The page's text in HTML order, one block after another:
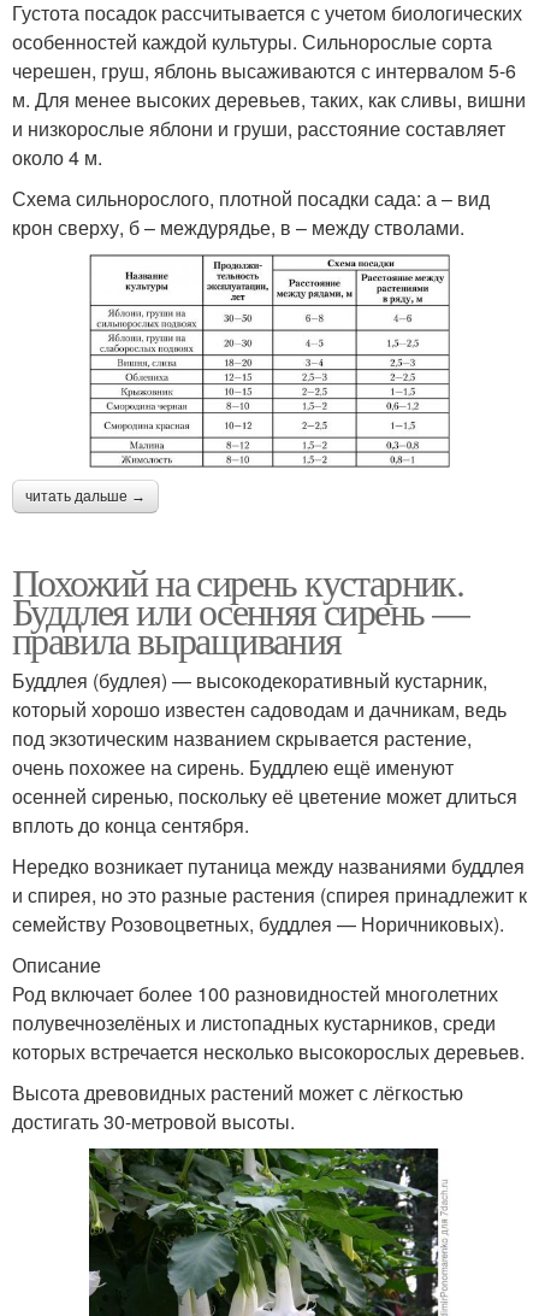
Густота посадок рассчитывается с учетом биологических
особенностей каждой культуры. Сильнорослые сорта
черешен, груш, яблонь высаживаются с интервалом 5-6
м. Для менее высоких деревьев, таких, как сливы, вишни
и низкорослые яблони и груши, расстояние составляет
около 4 м.
Схема сильнорослого, плотной посадки сада: а – вид
крон сверху, б – междурядье, в – между стволами.
читать дальше →
Похожий на сирень кустарник.
Буддлея или осенняя сирень —
правила выращивания
Буддлея (будлея) — высокодекоративный кустарник,
который хорошо известен садоводам и дачникам, ведь
под экзотическим названием скрывается растение,
очень похожее на сирень. Буддлею ещё именуют
осенней сиренью, поскольку её цветение может длиться
вплоть до конца сентября.
Нередко возникает путаница между названиями буддлея
и спирея, но это разные растения (спирея принадлежит к
семейству Розовоцветных, буддлея — Норичниковых).
Описание
Род включает более 100 разновидностей многолетних
полувечнозелёных и листопадных кустарников, среди
которых встречается несколько высокорослых деревьев.
Высота древовидных растений может с лёгкостью
достигать 30-метровой высоты.